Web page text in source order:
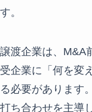
す。
譲渡企業は、M&A
受企業に「何を変
る必要があります
打ち合わせを主導